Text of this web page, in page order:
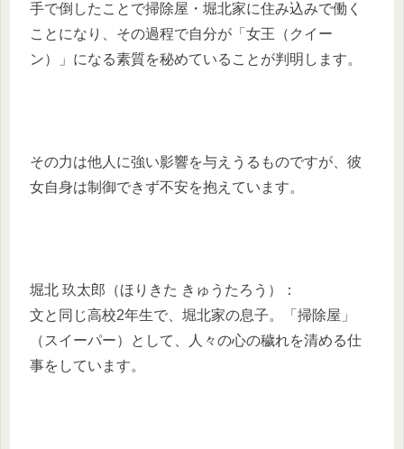
手で倒したことで掃除屋・堀北家に住み込みで働く
ことになり、その過程で自分が「女王（クイー
ン）」になる素質を秘めていることが判明します。
その力は他人に強い影響を与えうるものですが、彼
女自身は制御できず不安を抱えています。
堀北 玖太郎（ほりきた きゅうたろう）：
文と同じ高校2年生で、堀北家の息子。「掃除屋」
（スイーパー）として、人々の心の穢れを清める仕
事をしています。